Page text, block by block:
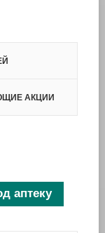
АКЦИИ
аптеку